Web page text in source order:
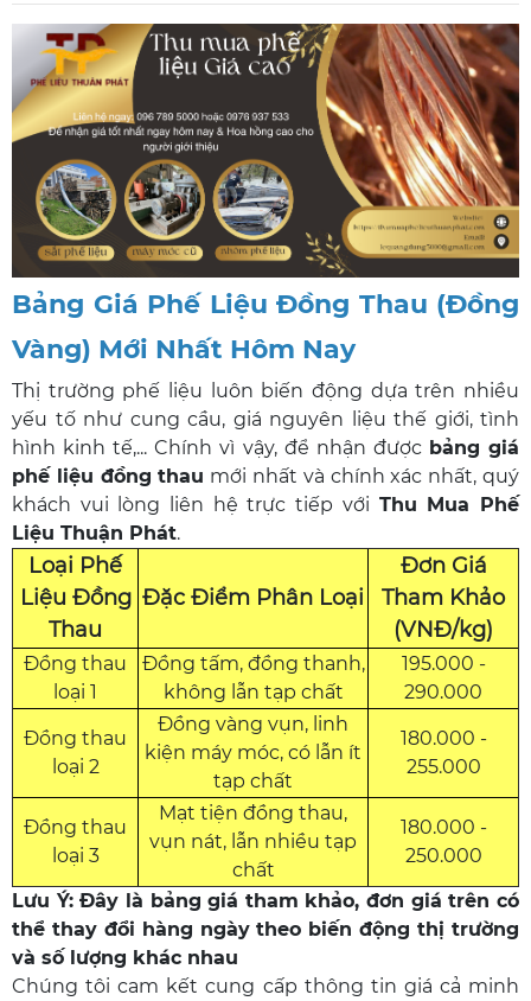
Bảng Giá Phế Liệu Đồng Thau (Đồng
Vàng) Mới Nhất Hôm Nay
Thị trường phế liệu luôn biến động dựa trên nhiều
yếu tố như cung cầu, giá nguyên liệu thế giới, tình
hình kinh tế,... Chính vì vậy, để nhận được bảng giá
phế liệu đồng thau mới nhất và chính xác nhất, quý
khách vui lòng liên hệ trực tiếp với Thu Mua Phế
Liệu Thuận Phát.
Loại Phế
Liệu Đồng
Thau
Đặc Điểm Phân Loại
Đơn Giá
Tham Khảo
(VNĐ/kg)
Đồng thau
loại 1
Đồng tấm, đồng thanh,
không lẫn tạp chất
195.000 -
290.000
Đồng thau
loại 2
Đồng vàng vụn, linh
kiện máy móc, có lẫn ít
tạp chất
180.000 -
255.000
Đồng thau
loại 3
Mạt tiện đồng thau,
vụn nát, lẫn nhiều tạp
chất
180.000 -
250.000
Lưu Ý: Đây là bảng giá tham khảo, đơn giá trên có
thể thay đổi hàng ngày theo biến động thị trường
và số lượng khác nhau
Chúng tôi cam kết cung cấp thông tin giá cả minh